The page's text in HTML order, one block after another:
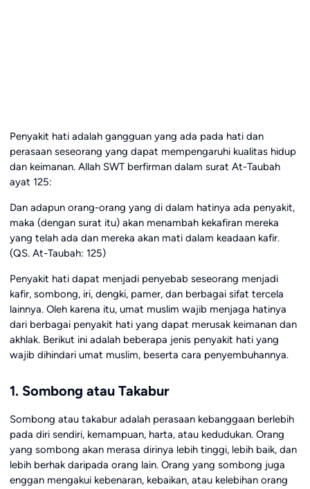
Penyakit hati adalah gangguan yang ada pada hati dan
perasaan seseorang yang dapat mempengaruhi kualitas hidup
dan keimanan. Allah SWT berfirman dalam surat At-Taubah
ayat 125:
Dan adapun orang-orang yang di dalam hatinya ada penyakit,
maka (dengan surat itu) akan menambah kekafiran mereka
yang telah ada dan mereka akan mati dalam keadaan kafir.
(QS. At-Taubah: 125)
Penyakit hati dapat menjadi penyebab seseorang menjadi
kafir, sombong, iri, dengki, pamer, dan berbagai sifat tercela
lainnya. Oleh karena itu, umat muslim wajib menjaga hatinya
dari berbagai penyakit hati yang dapat merusak keimanan dan
akhlak. Berikut ini adalah beberapa jenis penyakit hati yang
wajib dihindari umat muslim, beserta cara penyembuhannya.
1. Sombong atau Takabur
Sombong atau takabur adalah perasaan kebanggaan berlebih
pada diri sendiri, kemampuan, harta, atau kedudukan. Orang
yang sombong akan merasa dirinya lebih tinggi, lebih baik, dan
lebih berhak daripada orang lain. Orang yang sombong juga
enggan mengakui kebenaran, kebaikan, atau kelebihan orang